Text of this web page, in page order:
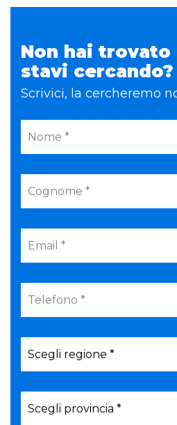
Non hai trovato
stavi cercando?
Scrivici, la cercheremo